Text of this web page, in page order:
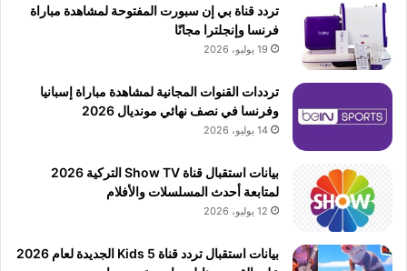
تردد قناة بي إن سبورت المفتوحة لمشاهدة مباراة
فرنسا وإنجلترا مجانًا
19 يوليو، 2026
ترددات القنوات المجانية لمشاهدة مباراة إسبانيا
وفرنسا في نصف نهائي مونديال 2026
14 يوليو، 2026
بيانات استقبال قناة Show TV التركية 2026
لمتابعة أحدث المسلسلات والأفلام
12 يوليو، 2026
بيانات استقبال تردد قناة 5 Kids الجديدة لعام 2026